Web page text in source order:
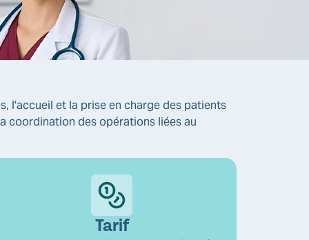
l'accueil et la prise en charge des patients
coordination des opérations liées au
Tarif